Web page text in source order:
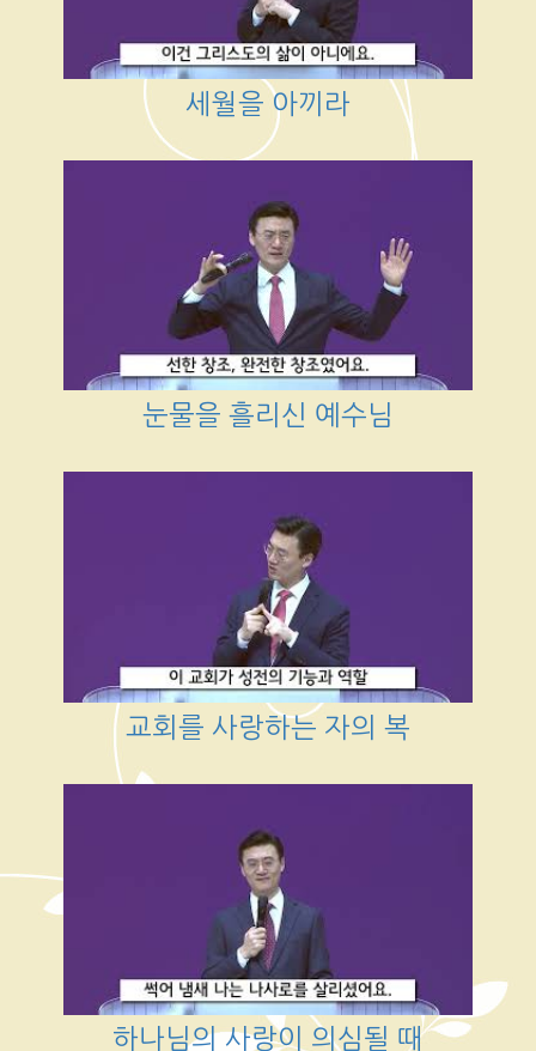
세월을 아끼라
눈물을 흘리신 예수님
교회를 사랑하는 자의 복
하나님의 사랑이 의심될 때